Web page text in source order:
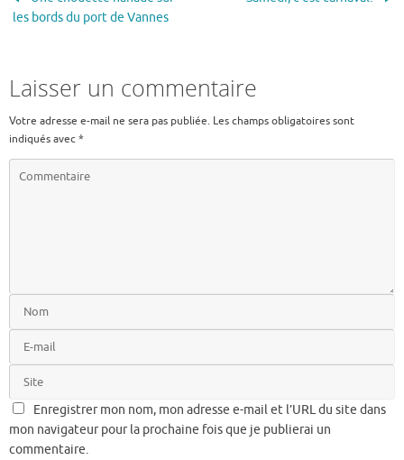
les bords du port de Vannes
Laisser un commentaire
Votre adresse e-mail ne sera pas publiée. Les champs obligatoires sont
indiqués avec*
Enregistrer mon nom, mon adresse e-mail et l’URL du site dans
mon navigateur pour la prochaine fois que je publierai un
commentaire.